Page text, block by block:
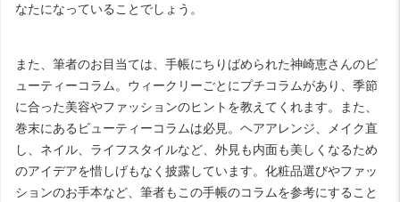
なたになっていることでしょう。
また、筆者のお目当ては、手帳にちりばめられた神崎恵さんのビ
ューティーコラム。ウィークリーごとにプチコラムがあり、季節
に合った美容やファッションのヒントを教えてくれます。また、
巻末にあるビューティーコラムは必見。ヘアアレンジ、メイク直
し、ネイル、ライフスタイルなど、外見も内面も美しくなるため
のアイデアを惜しげもなく披露しています。化粧品選びやファッ
ションのお手本など、筆者もこの手帳のコラムを参考にすること